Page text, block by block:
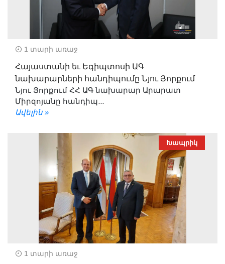
1 տարի առաջ
Հայաստանի եւ Եգիպտոսի ԱԳ
նախարարների հանդիպումը Նյու Յորքում
Նյու Յորքում ՀՀ ԱԳ նախարար Արարատ
Միրզոյանը հանդիպ...
Ավելին »
Խապրիկ
1 տարի առաջ